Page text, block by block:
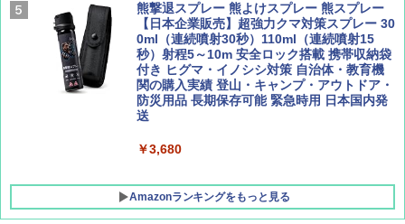
[キャンパーズコレクション 山善] 傘みたいに
広げるだけ パッとサッとテント キューブワ
イド ブラックコーティング フルクローズ メ
ッシュ 4人用 簡単設置 ポップアップテント P
ATCW-150B エクルベージュ
￥-
熊撃退スプレー 熊よけスプレー 熊スプレー
【日本企業販売】超強力クマ対策スプレー 30
0ml（連続噴射30秒）110ml（連続噴射15
秒）射程5～10m 安全ロック搭載 携帯収納袋
付き ヒグマ・イノシシ対策 自治体・教育機
関の購入実績 登山・キャンプ・アウトドア・
防災用品 長期保存可能 緊急時用 日本国内発
送
￥3,680
Amazonランキングをもっと見る